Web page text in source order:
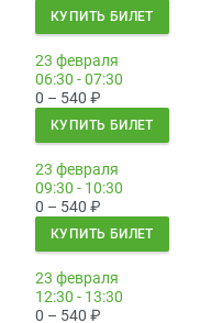
КУПИТЬ БИЛЕТ
23 февраля
06:30 - 07:30
0 – 540 ₽
КУПИТЬ БИЛЕТ
23 февраля
09:30 - 10:30
0 – 540 ₽
КУПИТЬ БИЛЕТ
23 февраля
12:30 - 13:30
0 – 540 ₽